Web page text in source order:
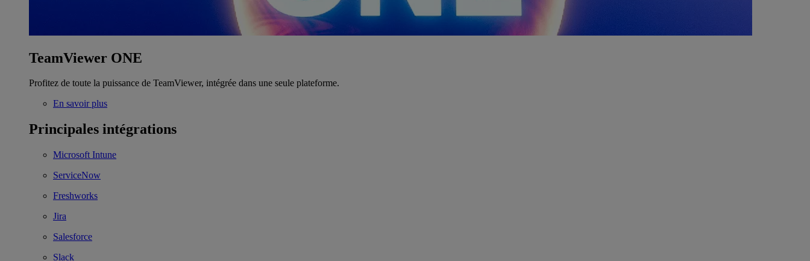
TeamViewer ONE
Profitez de toute la puissance de TeamViewer, intégrée dans une seule plateforme.
En savoir plus
Principales intégrations
Microsoft Intune
ServiceNow
Freshworks
Jira
Salesforce
Slack